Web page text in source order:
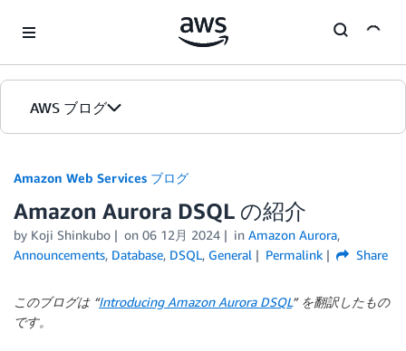
AWS ブログ
カテゴリ
エディション
Amazon Web Services ブログ
Amazon Aurora DSQL の紹介
by Koji Shinkubo on 06 12月 2024 in Amazon Aurora,
Announcements, Database, DSQL, General Permalink Share
このブログは “Introducing Amazon Aurora DSQL” を翻訳したもの
です。